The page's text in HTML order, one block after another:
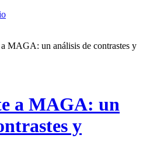
MAGA: un análisis de contrastes y
a MAGA: un
y